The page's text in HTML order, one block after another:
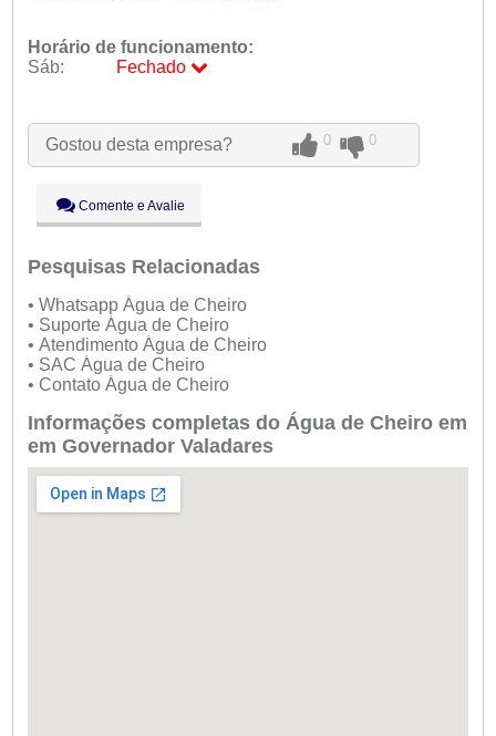
Horário de funcionamento:
Sáb:
Fechado
Ter:
09:00 - 18:00
Qua:
09:00 - 18:00
Sex:
09:00 - 18:00
Sáb:
Fechado
Dom:
Fechado
Gostou desta empresa? 0 0
Comente e Avalie
Pesquisas Relacionadas
• Whatsapp Água de Cheiro
• Suporte Água de Cheiro
• Atendimento Água de Cheiro
• SAC Água de Cheiro
• Contato Água de Cheiro
Informações completas do Água de Cheiro em
em Governador Valadares